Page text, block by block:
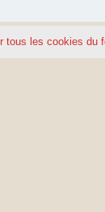
tous les cookies du